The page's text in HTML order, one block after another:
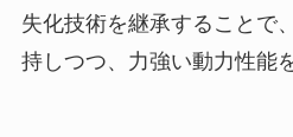
失化技術を継承することで
持しつつ、力強い動力性能